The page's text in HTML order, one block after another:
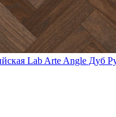
Lab Arte Angle Дуб